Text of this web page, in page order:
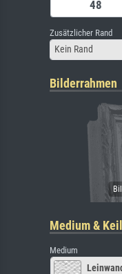
Zusätzlicher Rand
Kein Rand
Bilderrahmen
Medium &
Medium